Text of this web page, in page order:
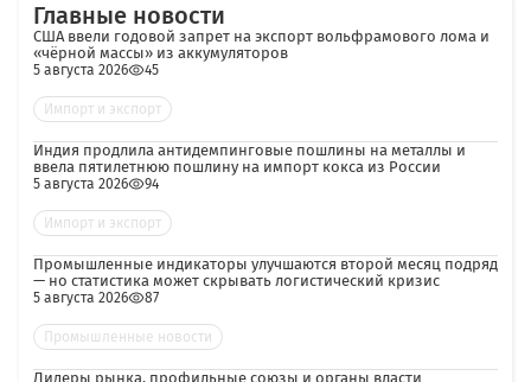
Главные новости
США ввели годовой запрет на экспорт вольфрамового лома и
«чёрной массы» из аккумуляторов
5 августа 2026 45
Импорт и экспорт
Индия продлила антидемпинговые пошлины на металлы и
ввела пятилетнюю пошлину на импорт кокса из России
5 августа 2026 94
Импорт и экспорт
Промышленные индикаторы улучшаются второй месяц подряд
— но статистика может скрывать логистический кризис
5 августа 2026 87
Промышленные новости
Лидеры рынка, профильные союзы и органы власти